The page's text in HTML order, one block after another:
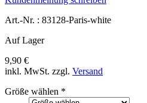
Art.-Nr. : 83128-Paris-white
Auf Lager
9,90 €
inkl. MwSt. zzgl. Versand
Größe wählen *